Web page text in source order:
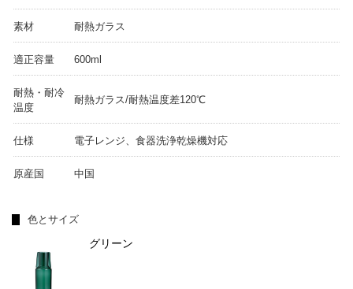
素材 耐熱ガラス
適正容量 600ml
耐熱・耐冷
温度
耐熱ガラス/耐熱温度差120℃
仕様 電子レンジ、食器洗浄乾燥機対応
原産国 中国
色とサイズ
グリーン